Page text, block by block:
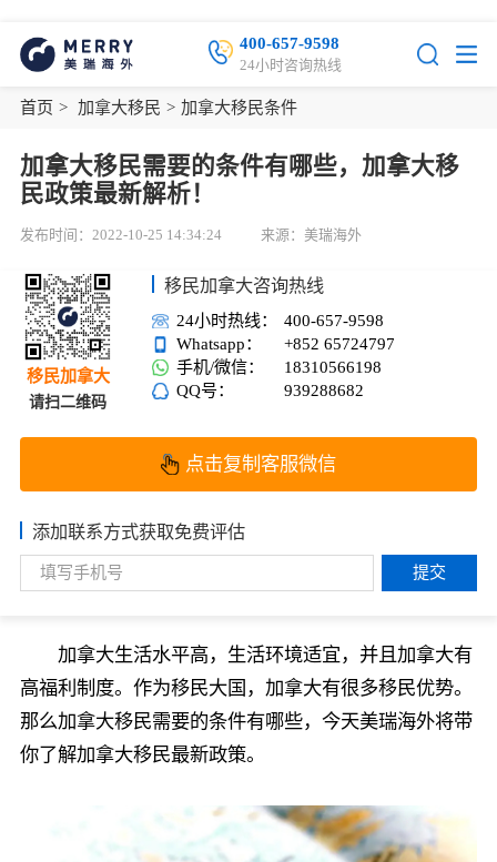
400-657-9598
24小时咨询热线
首页 > 加拿大移民 > 加拿大移民条件
加拿大移民需要的条件有哪些，加拿大移
民政策最新解析！
发布时间：2022-10-25 14:34:24 来源：美瑞海外
移民加拿大
请扫二维码
移民加拿大咨询热线
24小时热线：
400-657-9598
Whatsapp：
+852 65724797
手机/微信：
18310566198
QQ号：
939288682
点击复制客服微信
添加联系方式获取免费评估
提交
加拿大生活水平高，生活环境适宜，并且加拿大有
高福利制度。作为移民大国，加拿大有很多移民优势。
那么加拿大移民需要的条件有哪些，今天美瑞海外将带
你了解加拿大移民最新政策。